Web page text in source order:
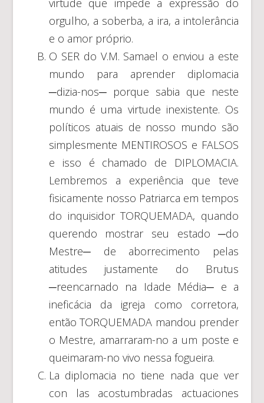
virtude que impede a expressão do
orgulho, a soberba, a ira, a intolerância
e o amor próprio.
O SER do V.M. Samael o enviou a este
mundo para aprender diplomacia
─dizia-nos─ porque sabia que neste
mundo é uma virtude inexistente. Os
políticos atuais de nosso mundo são
simplesmente MENTIROSOS e FALSOS
e isso é chamado de DIPLOMACIA.
Lembremos a experiência que teve
fisicamente nosso Patriarca em tempos
do inquisidor TORQUEMADA, quando
querendo mostrar seu estado ─do
Mestre─ de aborrecimento pelas
atitudes justamente do Brutus
─reencarnado na Idade Média─ e a
ineficácia da igreja como corretora,
então TORQUEMADA mandou prender
o Mestre, amarraram-no a um poste e
queimaram-no vivo nessa fogueira.
La diplomacia no tiene nada que ver
con las acostumbradas actuaciones